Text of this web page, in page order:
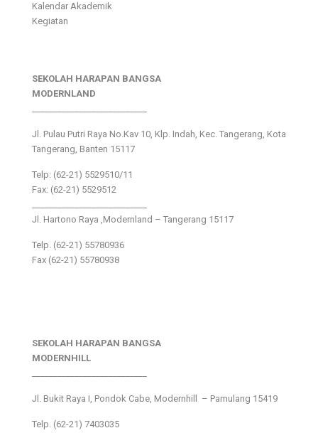
Kalendar Akademik
Kegiatan
SEKOLAH HARAPAN BANGSA
MODERNLAND
Jl. Pulau Putri Raya No.Kav 10, Klp. Indah, Kec. Tangerang, Kota
Tangerang, Banten 15117
Telp: (62-21) 5529510/11
Fax: (62-21) 5529512
Jl. Hartono Raya ,Modernland – Tangerang 15117
Telp. (62-21) 55780936
Fax (62-21) 55780938
SEKOLAH HARAPAN BANGSA
MODERNHILL
Jl. Bukit Raya I, Pondok Cabe, Modernhill – Pamulang 15419
Telp. (62-21) 7403035